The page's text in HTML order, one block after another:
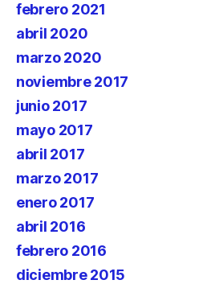
febrero 2021
abril 2020
marzo 2020
noviembre 2017
junio 2017
mayo 2017
abril 2017
marzo 2017
enero 2017
abril 2016
febrero 2016
diciembre 2015